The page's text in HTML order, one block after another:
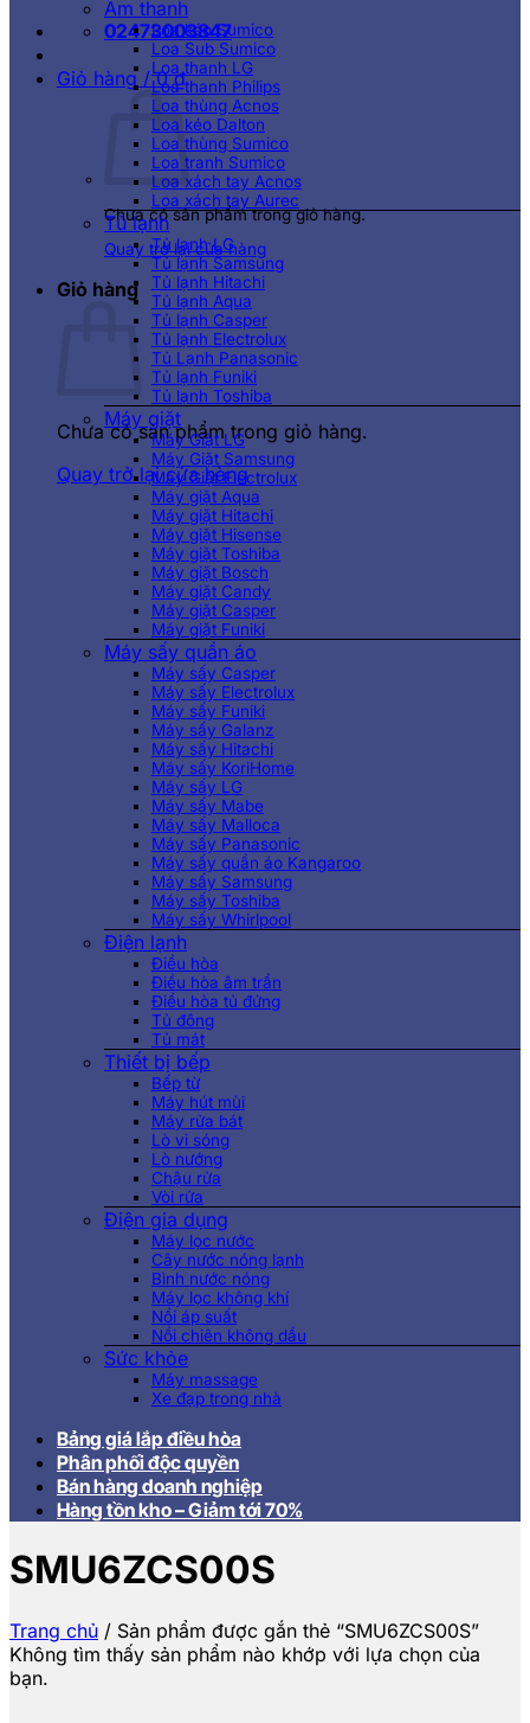
02473003847
Giỏ hàng /0₫
Chưa có sản phẩm trong giỏ hàng.
Quay trở lại cửa hàng
Giỏ hàng
Chưa có sản phẩm trong giỏ hàng.
Quay trở lại cửa hàng
Âm thanh
Loa kéo Sumico
Loa Sub Sumico
Loa thanh LG
Loa thanh Philips
Loa thùng Acnos
Loa kéo Dalton
Loa thùng Sumico
Loa tranh Sumico
Loa xách tay Acnos
Loa xách tay Aurec
Tủ lạnh
Tủ lạnh LG
Tủ lạnh Samsung
Tủ lạnh Hitachi
Tủ lạnh Aqua
Tủ lạnh Casper
Tủ lạnh Electrolux
Tủ Lạnh Panasonic
Tủ lạnh Funiki
Tủ lạnh Toshiba
Máy giặt
Máy Giặt LG
Máy Giặt Samsung
Máy Giặt Electrolux
Máy giặt Aqua
Máy giặt Hitachi
Máy giặt Hisense
Máy giặt Toshiba
Máy giặt Bosch
Máy giặt Candy
Máy giặt Casper
Máy giặt Funiki
Máy sấy quần áo
Máy sấy Casper
Máy sấy Electrolux
Máy sấy Funiki
Máy sấy Galanz
Máy sấy Hitachi
Máy sấy KoriHome
Máy sấy LG
Máy sấy Mabe
Máy sấy Malloca
Máy sấy Panasonic
Máy sấy quần áo Kangaroo
Máy sấy Samsung
Máy sấy Toshiba
Máy sấy Whirlpool
Điện lạnh
Điều hòa
Điều hòa âm trần
Điều hòa tủ đứng
Tủ đông
Tủ mát
Thiết bị bếp
Bếp từ
Máy hút mùi
Máy rửa bát
Lò vi sóng
Lò nướng
Chậu rửa
Vòi rửa
Điện gia dụng
Máy lọc nước
Cây nước nóng lạnh
Bình nước nóng
Máy lọc không khí
Nồi áp suất
Nồi chiên không dầu
Sức khỏe
Máy massage
Xe đạp trong nhà
Bảng giá lắp điều hòa
Phân phối độc quyền
Bán hàng doanh nghiệp
Hàng tồn kho – Giảm tới 70%
SMU6ZCS00S
Trang chủ / Sản phẩm được gắn thẻ “SMU6ZCS00S”
Không tìm thấy sản phẩm nào khớp với lựa chọn của
bạn.